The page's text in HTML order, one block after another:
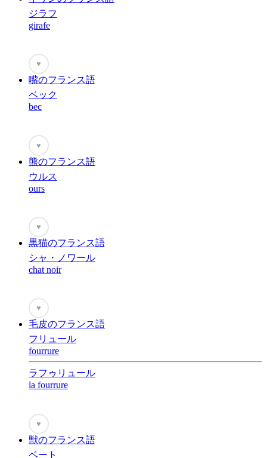
ジラフ
girafe
♥
嘴のフランス語
ベック
bec
♥
熊のフランス語
ウルス
ours
♥
黒猫のフランス語
シャ・ノワール
chat noir
♥
毛皮のフランス語
フリュール
fourrure
ラフゥリュール
la fourrure
♥
獣のフランス語
ベート